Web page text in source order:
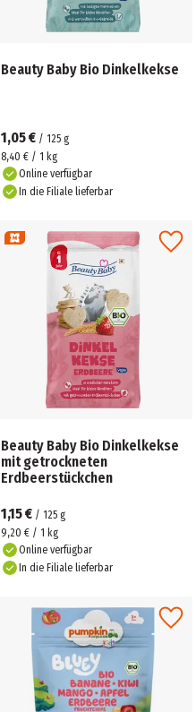
Beauty Baby Bio Dinkelkekse
1,05 € / 125 g
8,40 € / 1 kg
Online verfügbar
In die Filiale lieferbar
Beauty Baby Bio Dinkelkekse
mit getrockneten
Erdbeerstückchen
1,15 € / 125 g
9,20 € / 1 kg
Online verfügbar
In die Filiale lieferbar